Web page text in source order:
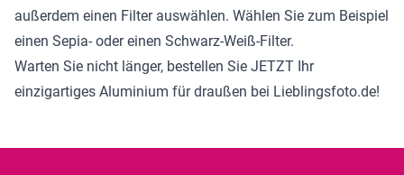
außerdem einen Filter auswählen. Wählen Sie zum Beispiel
einen Sepia- oder einen Schwarz-Weiß-Filter.
Warten Sie nicht länger, bestellen Sie JETZT Ihr
einzigartiges Aluminium für draußen bei Lieblingsfoto.de!